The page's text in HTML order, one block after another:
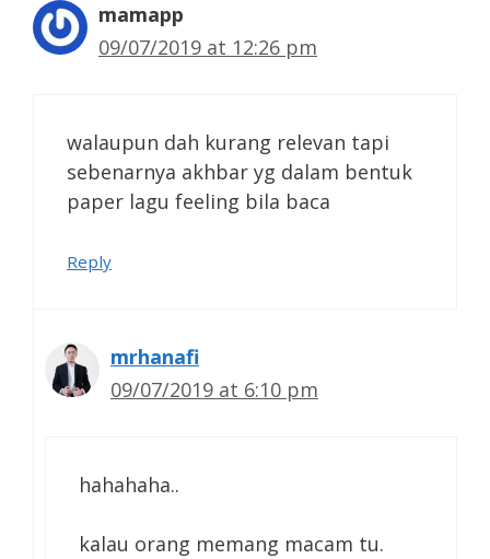
mamapp
09/07/2019 at 12:26 pm
walaupun dah kurang relevan tapi
sebenarnya akhbar yg dalam bentuk
paper lagu feeling bila baca
Reply
mrhanafi
09/07/2019 at 6:10 pm
hahahaha..
kalau orang memang macam tu.